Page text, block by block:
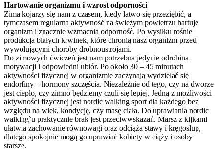
Hartowanie organizmu i wzrost odporności
Zima kojarzy się nam z czasem, kiedy łatwo się przeziębić, a
tymczasem regularna aktywność na świeżym powietrzu hartuje
organizm i znacznie wzmacnia odporność. Po wysiłku rośnie
produkcja białych krwinek, które chronią nasz organizm przed
wywołującymi choroby drobnoustrojami.
Do zimowych ćwiczeń jest nam potrzebna jedynie odrobina
motywacji i odpowiedni ubiór. Po około 30 – 45 minutach
aktywności fizycznej w organizmie zaczynają wydzielać się
endorfiny – hormony szczęścia. Niezależnie od tego, czy na dworze
jest ciepło, czy zimno będziemy czuli się lepiej. Jedną z możliwości
aktywności fizycznej jest nordic walking sport dla każdego bez
względu na wiek, kondycję, czy masę ciała. Do uprawiania nordic
walking`u praktycznie brak jest przeciwwskazań. Marsz z kijkami
ułatwia zachowanie równowagi oraz odciąża stawy i kręgosłup,
dlatego spokojnie mogą go uprawiać kobiety w ciąży i osoby
starsze.